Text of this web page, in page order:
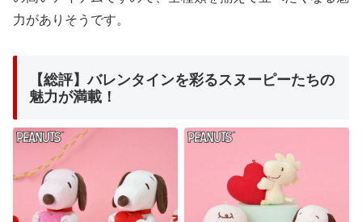
力がありそうです。
【総評】バレンタインを彩るスヌーピーたちの
魅力が満載！